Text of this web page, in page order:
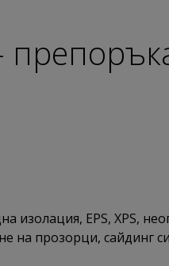
изолация, EPS, XPS,
прозорци, сайдинг